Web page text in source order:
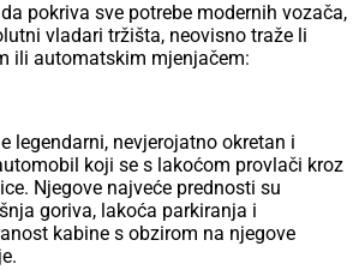
pokriva sve potrebe modernih vozača,
vladari tržišta, neovisno traže li
ili automatskim mjenjačem:
legendarni, nevjerojatno okretan i
koji se s lakoćom provlači kroz
Njegove najveće prednosti su
goriva, lakoća parkiranja i
kabine s obzirom na njegove